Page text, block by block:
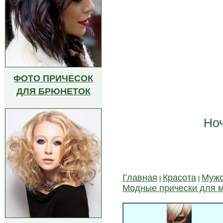
ФОТО ПРИЧЕСОК
ДЛЯ БРЮНЕТОК
Главная Красота
Модные прически для